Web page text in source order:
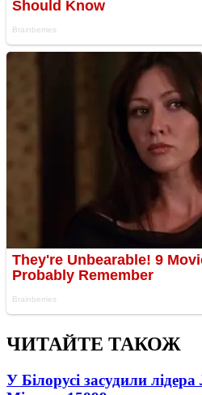
ЧИТАЙТЕ ТАКОЖ
У Білорусі засудили